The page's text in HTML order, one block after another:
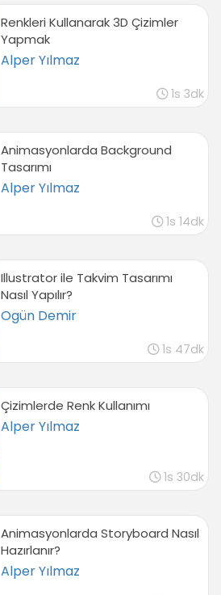
Renkleri Kullanarak 3D Çizimler
Yapmak
Alper Yılmaz
1s 3dk
Animasyonlarda Background
Tasarımı
Alper Yılmaz
1s 14dk
Illustrator ile Takvim Tasarımı
Nasıl Yapılır?
Ogün Demir
1s 47dk
Çizimlerde Renk Kullanımı
Alper Yılmaz
1s 30dk
Animasyonlarda Storyboard Nasıl
Hazırlanır?
Alper Yılmaz